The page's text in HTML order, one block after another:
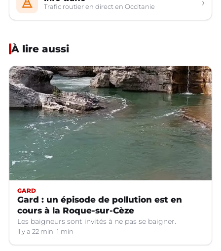
Trafic routier en direct en Occitanie
À lire aussi
GARD
Gard : un épisode de pollution est en
cours à la Roque-sur-Cèze
Les baigneurs sont invités à ne pas se baigner.
il y a 22 min 1 min